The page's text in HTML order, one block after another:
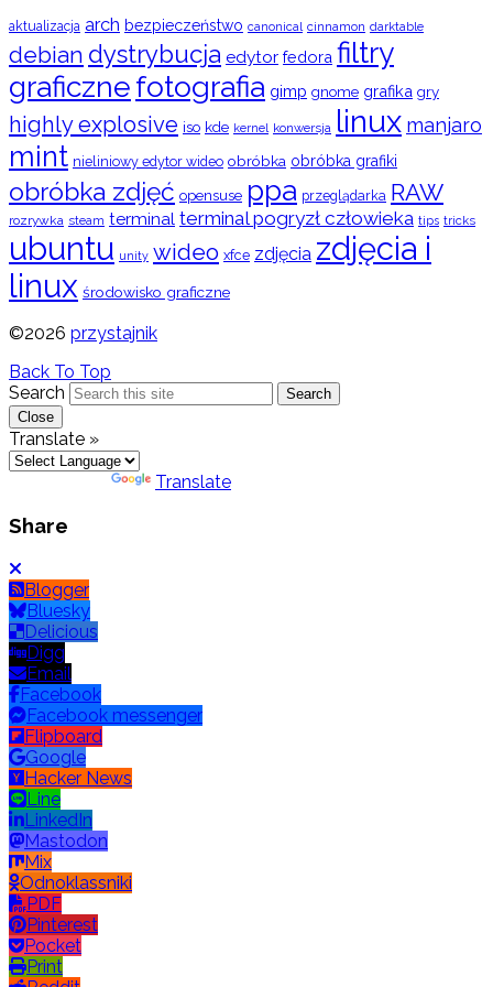
aktualizacja arch bezpieczeństwo canonical cinnamon darktable
debian dystrybucja edytor fedora filtry
graficznefotografia gimp gnome grafika gry
highly explosive iso kde kernel konwersja linux manjaro
mint nieliniowy edytor wideo obróbka obróbka grafiki
obróbka zdjęć opensuse ppa przeglądarka RAW
rozrywka steam terminal terminal pogryzł człowieka tips tricks
ubuntu unity wideo xfce zdjęcia zdjęcia i
linux środowisko graficzne
©2026 przystajnik
Back To Top
Search
Search
Close
Translate »
Translate
Share
Blogger
Bluesky
Delicious
Digg
Email
Facebook
Facebook messenger
Flipboard
Google
Hacker News
Line
LinkedIn
Mastodon
Mix
Odnoklassniki
PDF
Pinterest
Pocket
Print